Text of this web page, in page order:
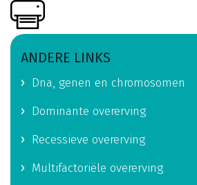
ANDERE LINKS
Dna, genen en chromosomen
Dominante overerving
Recessieve overerving
Multifactoriële overerving